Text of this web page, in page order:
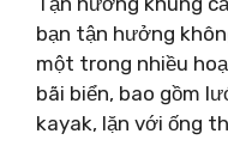
bạn tận hưởng
một trong nhiều
bãi biển, bao gồm
kayak, lặn với ống